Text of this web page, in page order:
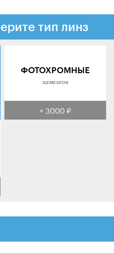
тип линз
ФОТОХРОМНЫЕ
хамелеон
+ 3000 ₽